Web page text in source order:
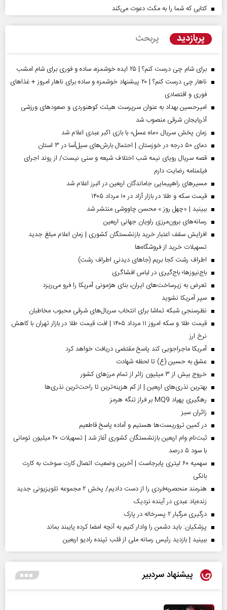
کتابی که شما را به مکث دعوت می‌کند
پربازدید پربحث
برای شام چی درست کنم؟ | ۲۵ ایده خوشمزه، ساده و فوری برای شام امشب
ناهار چی درست کنم؟ | ۲۰ پیشنهاد خوشمزه و ساده برای ناهار امروز + غذاهای
فوری و اقتصادی
امیرحسین بهداد به عنوان سرپرست هیئت کوهنوردی و صعودهای ورزشی
آذربایجان شرقی منصوب شد
زمان پخش سریال «ماه عسل» با بازی اکبر عبدی اعلام شد
دمای ۵۰ درجه در خوزستان | احتمال بارش‌های سیل‌آسا در ۳ استان
قصه سریال رویای نیمه شب اختلاف شیعه و سنی نیست/ از روند اجرای
فیلمنامه رضایت دارم
مسیر‌های راهپیمایی جاماندگان اربعین در البرز اعلام شد
قیمت سکه و طلا در بازار آزاد در ۱۰ مرداد ۱۴۰۵
ببینید | «چهل روز » محسن چاووشی منتشر شد
رسانه‌های برون‌مرزی راویان جهانی اربعین
افزایش سقف اعتبار خرید بازنشستگان کشوری | زمان اعلام مبلغ جدید
تسهیلات خرید از فروشگاه‌ها
اطراف رشت کجا بریم (جاهای دیدنی اطراف رشت)
باج‌نیوزها؛ باج‌گیری در لباس افشاگری
تعرض به زیرساخت‌های ایران، بنای هژمونی آمریکا را فرو می‌ریزد
سپر آمریکا نشوید
نظرسنجی شبکه تماشا برای انتخاب سریال‌های شرقی محبوب مخاطبان
قیمت طلا و سکه امروز ۱۱ مرداد ۱۴۰۵ | افت قیمت طلا در بازار تهران با کاهش
نرخ ارز
آمریکا ماجراجویی کند پاسخ مقتضی دریافت خواهد کرد
عشق به حسین (ع) تا لحظه شهادت
خروج بیش از ۳ میلیون زائر از تمام مرز‌های کشور
بهترین نذری‌های اربعین | از کم هزینه‌ترین تا راحت‌ترین نذری‌ها
رهگیری پهپاد MQ9 بر فراز تنگه هرمز
‌زائران سبز
در کمین تروریست‌ها هستیم و آماده پاسخ قاطعیم
ثبت‌نام وام اربعین بازنشستگان کشوری آغاز شد | تسهیلات ۲۰ میلیون تومانی
با سود ۵ درصد
سهمیه ۶۰ لیتری پابرجاست | آخرین وضعیت اتصال کارت سوخت به کارت
بانکی
هنرمند منحصر‌به‌فردی را از دست دادیم/ پخش ۲ مجموعه تلویزیونی جدید
زنده‌یاد عبدی در آینده نزدیک
درگیری مرگبار ۲ پسرخاله در پارک
پزشکیان: باید دشمن را وادار کنیم به آنچه امضا کرده پایبند بماند
ببینید | بازدید رئیس رسانه ملی از قلب تپنده رادیو اربعین
پیشنهاد سردبیر